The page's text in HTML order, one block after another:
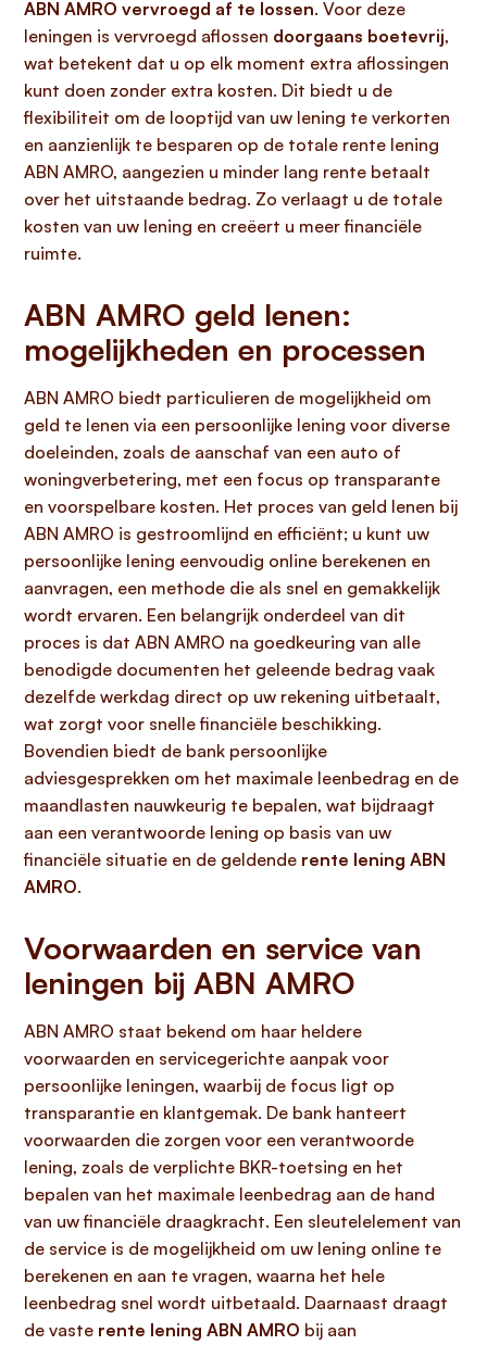
ABN AMRO vervroegd af te lossen. Voor deze
leningen is vervroegd aflossen doorgaans boetevrij,
wat betekent dat u op elk moment extra aflossingen
kunt doen zonder extra kosten. Dit biedt u de
flexibiliteit om de looptijd van uw lening te verkorten
en aanzienlijk te besparen op de totale rente lening
ABN AMRO, aangezien u minder lang rente betaalt
over het uitstaande bedrag. Zo verlaagt u de totale
kosten van uw lening en creëert u meer financiële
ruimte.
ABN AMRO geld lenen:
mogelijkheden en processen
ABN AMRO biedt particulieren de mogelijkheid om
geld te lenen via een persoonlijke lening voor diverse
doeleinden, zoals de aanschaf van een auto of
woningverbetering, met een focus op transparante
en voorspelbare kosten. Het proces van geld lenen bij
ABN AMRO is gestroomlijnd en efficiënt; u kunt uw
persoonlijke lening eenvoudig online berekenen en
aanvragen, een methode die als snel en gemakkelijk
wordt ervaren. Een belangrijk onderdeel van dit
proces is dat ABN AMRO na goedkeuring van alle
benodigde documenten het geleende bedrag vaak
dezelfde werkdag direct op uw rekening uitbetaalt,
wat zorgt voor snelle financiële beschikking.
Bovendien biedt de bank persoonlijke
adviesgesprekken om het maximale leenbedrag en de
maandlasten nauwkeurig te bepalen, wat bijdraagt
aan een verantwoorde lening op basis van uw
financiële situatie en de geldende rente lening ABN
AMRO.
Voorwaarden en service van
leningen bij ABN AMRO
ABN AMRO staat bekend om haar heldere
voorwaarden en servicegerichte aanpak voor
persoonlijke leningen, waarbij de focus ligt op
transparantie en klantgemak. De bank hanteert
voorwaarden die zorgen voor een verantwoorde
lening, zoals de verplichte BKR-toetsing en het
bepalen van het maximale leenbedrag aan de hand
van uw financiële draagkracht. Een sleutelelement van
de service is de mogelijkheid om uw lening online te
berekenen en aan te vragen, waarna het hele
leenbedrag snel wordt uitbetaald. Daarnaast draagt
de vaste rente lening ABN AMRO bij aan